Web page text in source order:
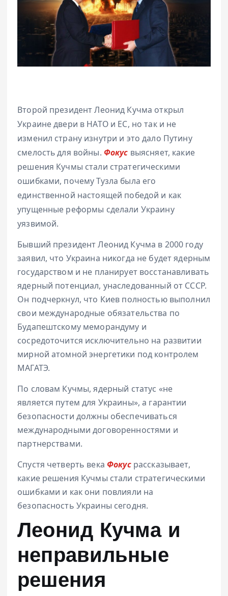
Второй президент Леонид Кучма открыл
Украине двери в НАТО и ЕС, но так и не
изменил страну изнутри и это дало Путину
смелость для войны. Фокус выясняет, какие
решения Кучмы стали стратегическими
ошибками, почему Тузла была его
единственной настоящей победой и как
упущенные реформы сделали Украину
уязвимой.
Бывший президент Леонид Кучма в 2000 году
заявил, что Украина никогда не будет ядерным
государством и не планирует восстанавливать
ядерный потенциал, унаследованный от СССР.
Он подчеркнул, что Киев полностью выполнил
свои международные обязательства по
Будапештскому меморандуму и
сосредоточится исключительно на развитии
мирной атомной энергетики под контролем
МАГАТЭ.
По словам Кучмы, ядерный статус «не
является путем для Украины», а гарантии
безопасности должны обеспечиваться
международными договоренностями и
партнерствами.
Спустя четверть века Фокус рассказывает,
какие решения Кучмы стали стратегическими
ошибками и как они повлияли на
безопасность Украины сегодня.
Леонид Кучма и
неправильные
решения